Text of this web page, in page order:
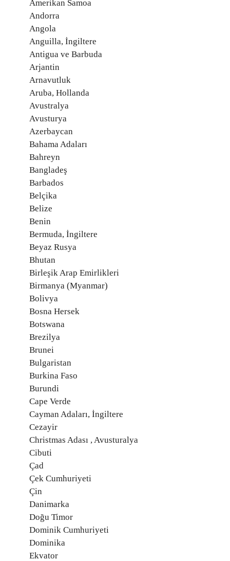
Amerikan Samoa
Andorra
Angola
Anguilla, İngiltere
Antigua ve Barbuda
Arjantin
Arnavutluk
Aruba, Hollanda
Avustralya
Avusturya
Azerbaycan
Bahama Adaları
Bahreyn
Bangladeş
Barbados
Belçika
Belize
Benin
Bermuda, İngiltere
Beyaz Rusya
Bhutan
Birleşik Arap Emirlikleri
Birmanya (Myanmar)
Bolivya
Bosna Hersek
Botswana
Brezilya
Brunei
Bulgaristan
Burkina Faso
Burundi
Cape Verde
Cayman Adaları, İngiltere
Cezayir
Christmas Adası , Avusturalya
Cibuti
Çad
Çek Cumhuriyeti
Çin
Danimarka
Doğu Timor
Dominik Cumhuriyeti
Dominika
Ekvator